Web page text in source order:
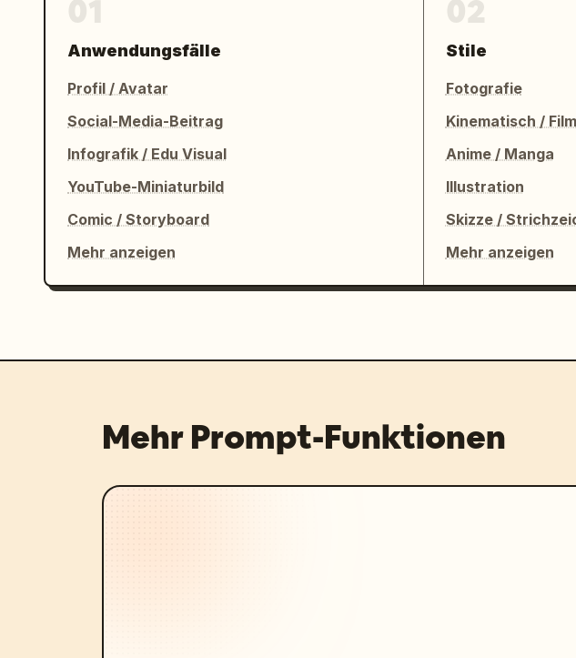
Anwendungsfälle
Profil / Avatar
Social-Media-Beitrag
Infografik / Edu Visual
YouTube-Miniaturbild
Comic / Storyboard
Mehr anzeigen
Stile
Fotografie
Kinematisch /
Anime / Manga
Illustration
Skizze /
Mehr anzeigen
Mehr Prompt-Funktionen